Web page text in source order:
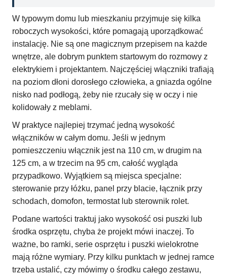
W typowym domu lub mieszkaniu przyjmuje się kilka
roboczych wysokości, które pomagają uporządkować
instalację. Nie są one magicznym przepisem na każde
wnętrze, ale dobrym punktem startowym do rozmowy z
elektrykiem i projektantem. Najczęściej włączniki trafiają
na poziom dłoni dorosłego człowieka, a gniazda ogólne
nisko nad podłogą, żeby nie rzucały się w oczy i nie
kolidowały z meblami.
W praktyce najlepiej trzymać jedną wysokość
włączników w całym domu. Jeśli w jednym
pomieszczeniu włącznik jest na 110 cm, w drugim na
125 cm, a w trzecim na 95 cm, całość wygląda
przypadkowo. Wyjątkiem są miejsca specjalne:
sterowanie przy łóżku, panel przy blacie, łącznik przy
schodach, domofon, termostat lub sterownik rolet.
Podane wartości traktuj jako wysokość osi puszki lub
środka osprzętu, chyba że projekt mówi inaczej. To
ważne, bo ramki, serie osprzętu i puszki wielokrotne
mają różne wymiary. Przy kilku punktach w jednej ramce
trzeba ustalić, czy mówimy o środku całego zestawu,